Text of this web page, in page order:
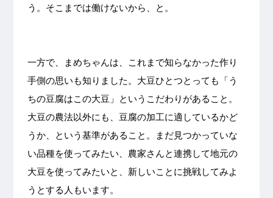
う。そこまでは働けないから、と。
一方で、まめちゃんは、これまで知らなかった作り
手側の思いも知りました。大豆ひとつとっても「う
ちの豆腐はこの大豆」というこだわりがあること。
大豆の農法以外にも、豆腐の加工に適しているかど
うか、という基準があること。
まだ見つかっていな
い品種を使ってみたい、農家さんと連携して地元の
大豆を使ってみたいと、新しいことに挑戦してみよ
うとする人もいます。